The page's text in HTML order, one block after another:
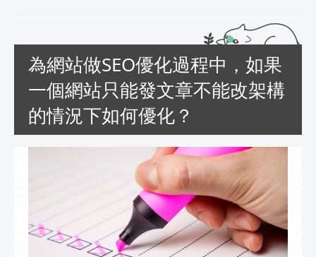
為網站做SEO優化過程中，如果
一個網站只能發文章不能改架構
的情況下如何優化？